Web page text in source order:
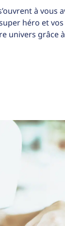
à vous
héro et
univers grâce